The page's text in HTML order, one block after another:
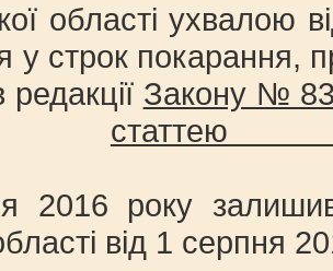
області
строк покарання,
Закону №
2016 року
від 1 серпня